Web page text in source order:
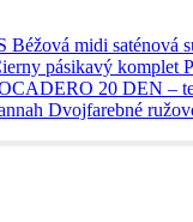
Béžová midi saténová
pásikavý komplet
Dvojfarebné